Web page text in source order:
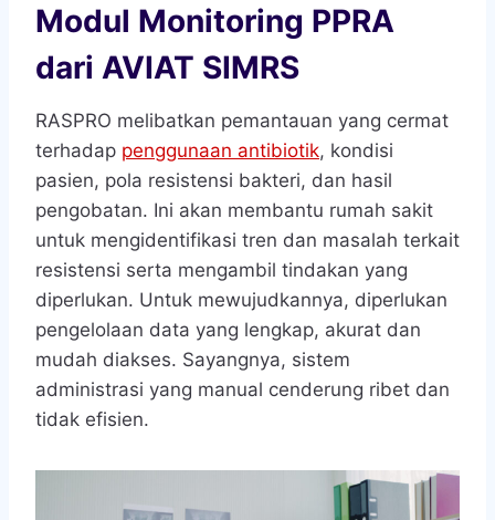
Modul Monitoring PPRA
dari AVIAT SIMRS
RASPRO melibatkan pemantauan yang cermat
terhadap penggunaan antibiotik, kondisi
pasien, pola resistensi bakteri, dan hasil
pengobatan. Ini akan membantu rumah sakit
untuk mengidentifikasi tren dan masalah terkait
resistensi serta mengambil tindakan yang
diperlukan. Untuk mewujudkannya, diperlukan
pengelolaan data yang lengkap, akurat dan
mudah diakses. Sayangnya, sistem
administrasi yang manual cenderung ribet dan
tidak efisien.